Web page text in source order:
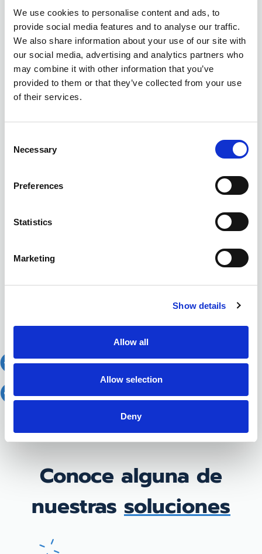
We use cookies to personalise content and ads, to
provide social media features and to analyse our traffic.
We also share information about your use of our site with
our social media, advertising and analytics partners who
may combine it with other information that you’ve
provided to them or that they’ve collected from your use
of their services.
Selection
Necessary
Preferences
Statistics
Marketing
Show details
Allow all
Allow selection
Deny
Conoce alguna de
nuestras soluciones